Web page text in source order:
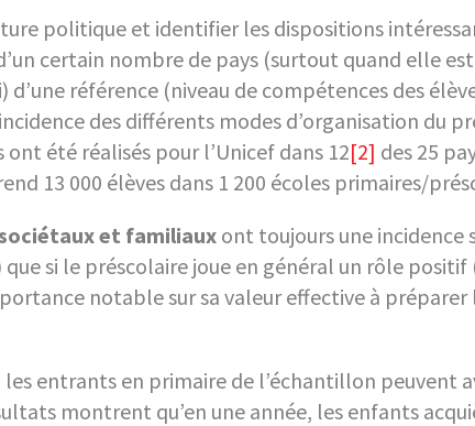
politique et identifier les dispositions
certain nombre de pays (surtout quand elle
référence (niveau de compétences des
des différents modes d’organisation du
été réalisés pour l’Unicef dans 12[2] des 25
13 000 élèves dans 1 200 écoles primaires/
et familiauxont toujours une incidence
si le préscolaire joue en général un rôle positif
notable sur sa valeur effective à préparer
les entrants en primaire de l’échantillon peuvent
montrent qu’en une année, les enfants